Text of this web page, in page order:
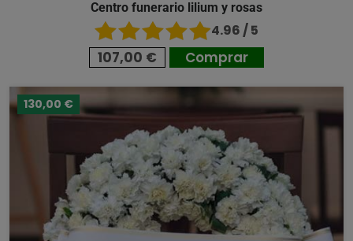
Centro funerario lilium y rosas
4.96 / 5
107,00 € Comprar
130,00 €